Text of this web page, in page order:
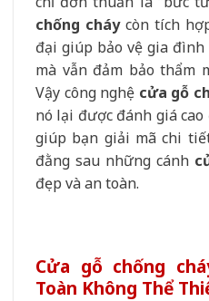
chống cháycòn tích
đại giúp bảo vệ gia
mà vẫn đảm bảo thẩm
Vậy công nghệ cửa gỗ
nó lại được đánh giá
giúp bạn giải mã chi
đằng sau những cánh
đẹp và an toàn.
Cửa gỗ chống
Toàn Không Thể